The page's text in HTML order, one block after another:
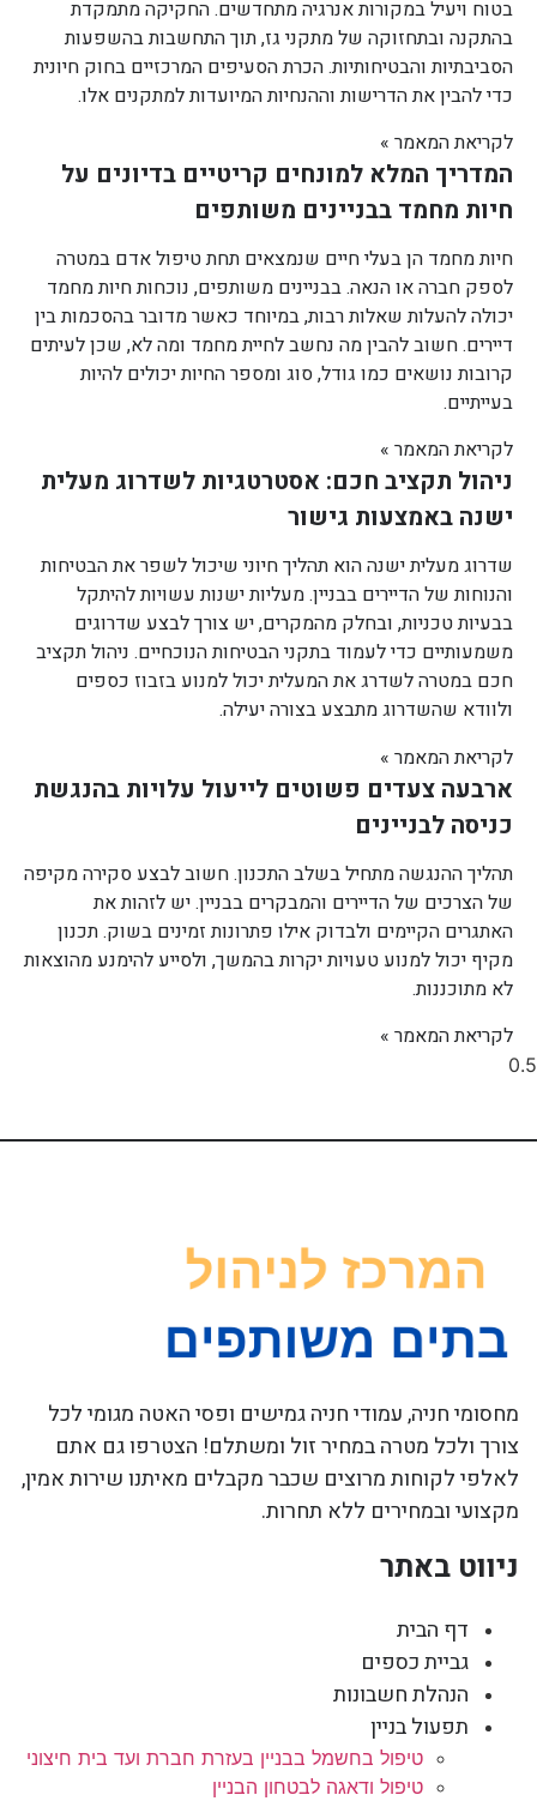
בטוח ויעיל במקורות אנרגיה מתחדשים. החקיקה מתמקדת
בהתקנה ובתחזוקה של מתקני גז, תוך התחשבות בהשפעות
הסביבתיות והבטיחותיות. הכרת הסעיפים המרכזיים בחוק חיונית
כדי להבין את הדרישות וההנחיות המיועדות למתקנים אלו.
לקריאת המאמר »
המדריך המלא למונחים קריטיים בדיונים על
חיות מחמד בבניינים משותפים
חיות מחמד הן בעלי חיים שנמצאים תחת טיפול אדם במטרה
לספק חברה או הנאה. בבניינים משותפים, נוכחות חיות מחמד
יכולה להעלות שאלות רבות, במיוחד כאשר מדובר בהסכמות בין
דיירים. חשוב להבין מה נחשב לחיית מחמד ומה לא, שכן לעיתים
קרובות נושאים כמו גודל, סוג ומספר החיות יכולים להיות
בעייתיים.
לקריאת המאמר »
ניהול תקציב חכם: אסטרטגיות לשדרוג מעלית
ישנה באמצעות גישור
שדרוג מעלית ישנה הוא תהליך חיוני שיכול לשפר את הבטיחות
והנוחות של הדיירים בבניין. מעליות ישנות עשויות להיתקל
בבעיות טכניות, ובחלק מהמקרים, יש צורך לבצע שדרוגים
משמעותיים כדי לעמוד בתקני הבטיחות הנוכחיים. ניהול תקציב
חכם במטרה לשדרג את המעלית יכול למנוע בזבוז כספים
ולוודא שהשדרוג מתבצע בצורה יעילה.
לקריאת המאמר »
ארבעה צעדים פשוטים לייעול עלויות בהנגשת
כניסה לבניינים
תהליך ההנגשה מתחיל בשלב התכנון. חשוב לבצע סקירה מקיפה
של הצרכים של הדיירים והמבקרים בבניין. יש לזהות את
האתגרים הקיימים ולבדוק אילו פתרונות זמינים בשוק. תכנון
מקיף יכול למנוע טעויות יקרות בהמשך, ולסייע להימנע מהוצאות
לא מתוכננות.
לקריאת המאמר »
מחסומי חניה, עמודי חניה גמישים ופסי האטה מגומי לכל
צורך ולכל מטרה במחיר זול ומשתלם! הצטרפו גם אתם
לאלפי לקוחות מרוצים שכבר מקבלים מאיתנו שירות אמין,
מקצועי ובמחירים ללא תחרות.
ניווט באתר
דף הבית
גביית כספים
הנהלת חשבונות
תפעול בניין
טיפול בחשמל בבניין בעזרת חברת ועד בית חיצוני
טיפול ודאגה לבטחון הבניין